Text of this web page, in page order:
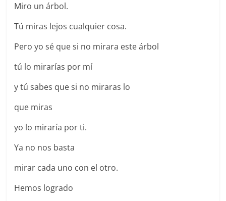
Miro un árbol.
Tú miras lejos cualquier cosa.
Pero yo sé que si no mirara este árbol
tú lo mirarías por mí
y tú sabes que si no miraras lo
que miras
yo lo miraría por ti.
Ya no nos basta
mirar cada uno con el otro.
Hemos logrado